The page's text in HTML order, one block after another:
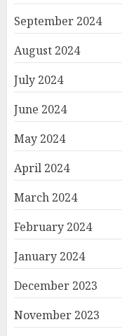
September 2024
August 2024
July 2024
June 2024
May 2024
April 2024
March 2024
February 2024
January 2024
December 2023
November 2023